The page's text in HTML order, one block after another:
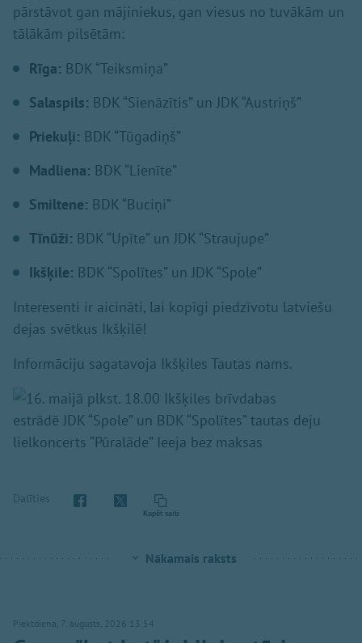
pārstāvot gan mājiniekus, gan viesus no tuvākām un
tālākām pilsētām:
Rīga: BDK “Teiksmiņa”
Salaspils: BDK “Sienāzītis” un JDK “Austriņš”
Priekuļi: BDK “Tūgadiņš”
Madliena: BDK “Lienīte”
Smiltene: BDK “Buciņi”
Tīnūži: BDK “Upīte” un JDK “Straujupe”
Ikšķile: BDK “Spolītes” un JDK “Spole”
Interesenti ir aicināti, lai kopīgi piedzīvotu latviešu
dejas svētkus Ikšķilē!
Informāciju sagatavoja Ikšķiles Tautas nams.
Dalīties
Kopēt saiti
Nākamais raksts
Piektdiena, 7. augusts, 2026 13:54